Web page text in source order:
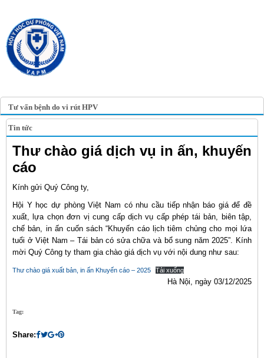
Tư vấn bệnh do vi rút HPV
Tin tức
Thư chào giá dịch vụ in ấn, khuyến
cáo
Kính gửi Quý Công ty,
Hội Y học dự phòng Việt Nam có nhu cầu tiếp nhận báo giá để đề
xuất, lựa chọn đơn vị cung cấp dịch vụ cấp phép tái bản, biên tập,
chế bản, in ấn cuốn sách “Khuyến cáo lịch tiêm chủng cho mọi lứa
tuổi ở Việt Nam – Tái bản có sửa chữa và bổ sung năm 2025”. Kính
mời Quý Công ty tham gia chào giá dịch vụ với nội dung như sau:
Thư chào giá xuất bản, in ấn Khuyến cáo – 2025 Tải xuống
Hà Nội, ngày 03/12/2025
Tag:
Share: